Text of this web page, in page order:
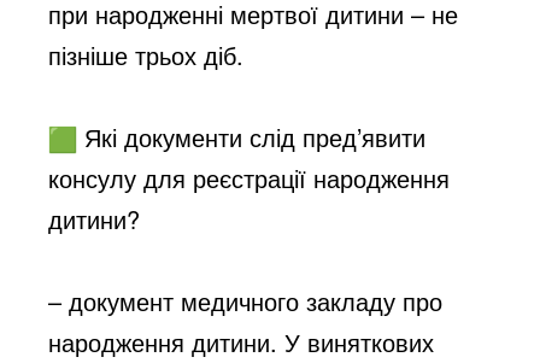
при народженні мертвої дитини – не
пізніше трьох діб.
Які документи слід пред’явити
консулу для реєстрації народження
дитини?
– документ медичного закладу про
народження дитини. У виняткових